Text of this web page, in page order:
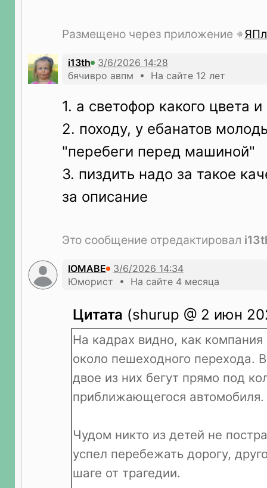
Размещено через приложение
i13th
бячивро авпм • На сайте 12 лет
1. а светофор какого цвета и
2. походу, у ебанатов
"перебеги перед машиной"
3. пиздить надо за такое
за описание
Это сообщение отредактировал
IOMABE
Юморист • На сайте 4 месяца
Цитата (shurup @ 2 июн
На кадрах видно, как компания
около пешеходного перехода.
двое из них бегут прямо под
приближающегося автомобиля.
Чудом никто из детей не
успел перебежать дорогу,
шаге от трагедии.